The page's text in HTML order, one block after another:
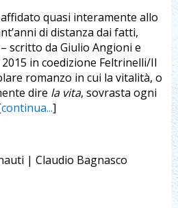
quasi interamente allo
di distanza dai fatti,
scritto da Giulio Angioni e
in coedizione Feltrinelli/Il
romanzo in cui la vitalità, o
dire la vita, sovrasta ogni
continua...]
| Claudio Bagnasco